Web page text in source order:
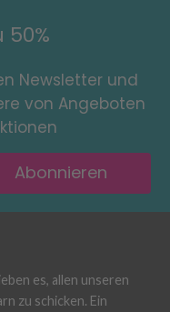
50%
Newsletter und
von Angeboten
Abonnieren
es, allen unseren
zu schicken. Ein